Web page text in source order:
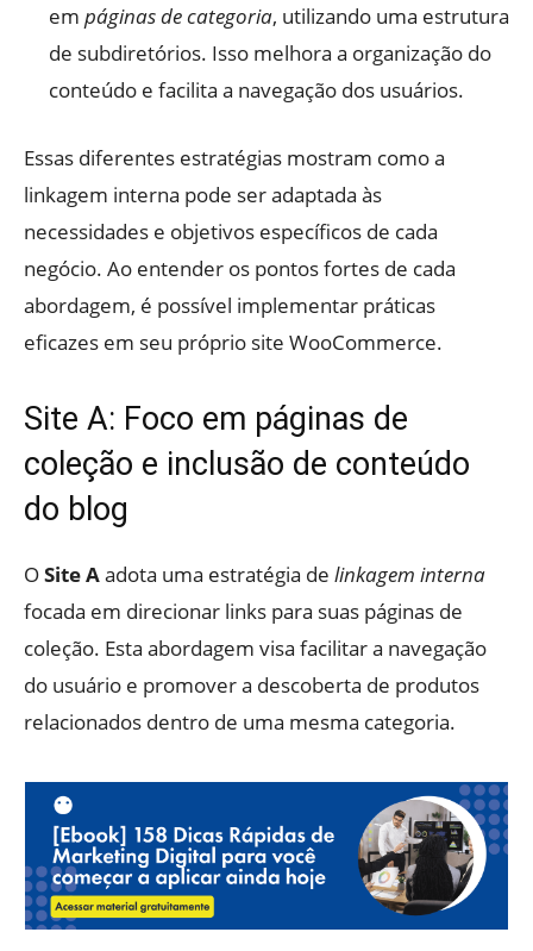
em páginas de categoria, utilizando uma estrutura
de subdiretórios. Isso melhora a organização do
conteúdo e facilita a navegação dos usuários.
Essas diferentes estratégias mostram como a
linkagem interna pode ser adaptada às
necessidades e objetivos específicos de cada
negócio. Ao entender os pontos fortes de cada
abordagem, é possível implementar práticas
eficazes em seu próprio site WooCommerce.
Site A: Foco em páginas de
coleção e inclusão de conteúdo
do blog
OSite Aadota uma estratégia de linkagem interna
focada em direcionar links para suas páginas de
coleção. Esta abordagem visa facilitar a navegação
do usuário e promover a descoberta de produtos
relacionados dentro de uma mesma categoria.